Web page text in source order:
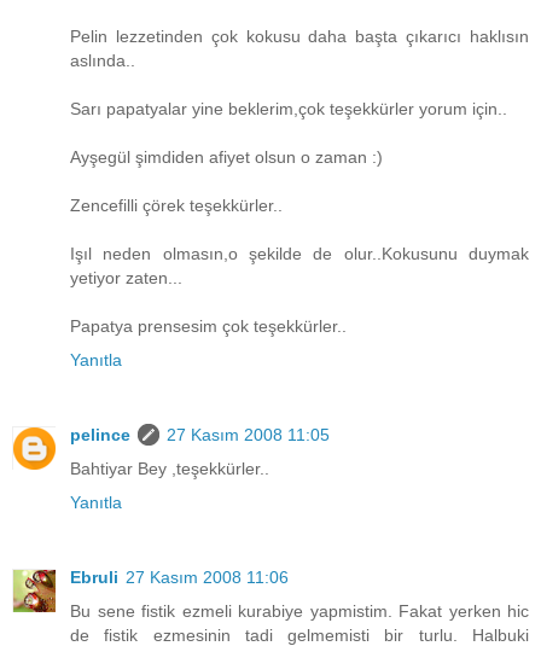
Pelin lezzetinden çok kokusu daha başta çıkarıcı haklısın
aslında..
Sarı papatyalar yine beklerim,çok teşekkürler yorum için..
Ayşegül şimdiden afiyet olsun o zaman :)
Zencefilli çörek teşekkürler..
Işıl neden olmasın,o şekilde de olur..Kokusunu duymak
yetiyor zaten...
Papatya prensesim çok teşekkürler..
Yanıtla
pelince
27 Kasım 2008 11:05
Bahtiyar Bey ,teşekkürler..
Yanıtla
Ebruli 27 Kasım 2008 11:06
Bu sene fistik ezmeli kurabiye yapmistim. Fakat yerken hic
de fistik ezmesinin tadi gelmemisti bir turlu. Halbuki